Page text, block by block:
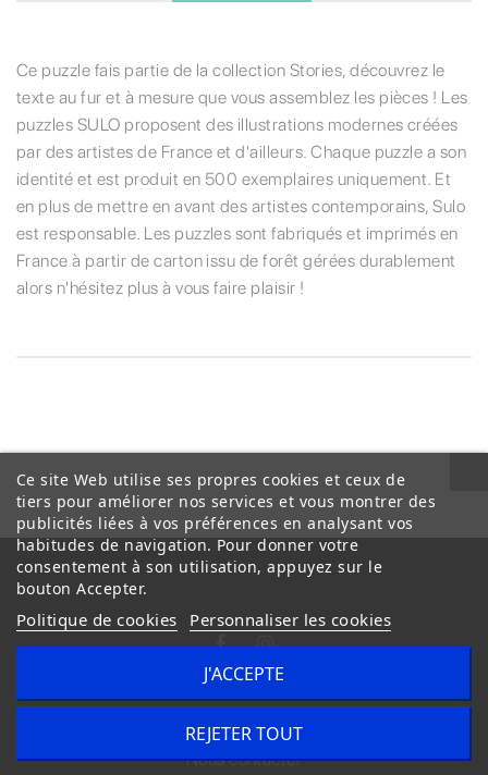
Ce puzzle fais partie de la collection Stories, découvrez le
texte au fur et à mesure que vous assemblez les pièces ! Les
puzzles SULO proposent des illustrations modernes créées
par des artistes de France et d'ailleurs. Chaque puzzle a son
identité et est produit en 500 exemplaires uniquement. Et
en plus de mettre en avant des artistes contemporains, Sulo
est responsable. Les puzzles sont fabriqués et imprimés en
France à partir de carton issu de forêt gérées durablement
alors n'hésitez plus à vous faire plaisir !
Conditions Générales de Vente
Nous contacter
Ce site Web utilise ses propres cookies et ceux de
tiers pour améliorer nos services et vous montrer des
publicités liées à vos préférences en analysant vos
habitudes de navigation. Pour donner votre
consentement à son utilisation, appuyez sur le
bouton Accepter.
Politique de cookies Personnaliser les cookies
REJETER TOUT
J'ACCEPTE